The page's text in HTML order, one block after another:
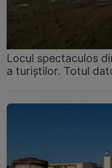
Locul spectaculos
a turiștilor. Totul